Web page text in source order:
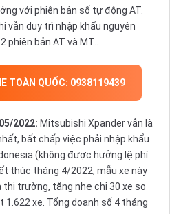
với phiên bản số tự động AT.
vẫn duy trì nhập khẩu nguyên
phiên bản AT và MT..
TOÀN QUỐC: 0938119439
2022: Mitsubishi Xpander vẫn là
bất chấp việc phải nhập khẩu
(không được hưởng lệ phí
thúc tháng 4/2022, mẫu xe này
thị trường, tăng nhẹ chỉ 30 xe so
xe. Tổng doanh số 4 tháng